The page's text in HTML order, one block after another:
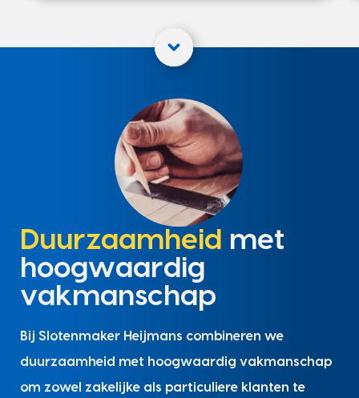
Duurzaamheid met
hoogwaardig
vakmanschap
Bij Slotenmaker Heijmans combineren we
duurzaamheid met hoogwaardig vakmanschap
om zowel zakelijke als particuliere klanten te